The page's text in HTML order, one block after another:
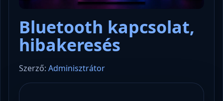
Bluetooth kapcsolat,
hibakeresés
Szerző: Adminisztrátor